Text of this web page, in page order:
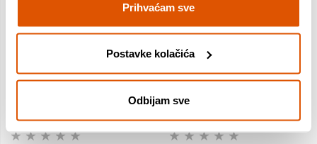
Prihvaćam sve
Postavke kolačića
Odbijam sve